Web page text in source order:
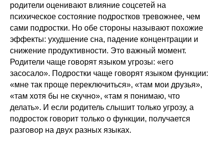
родители оценивают влияние соцсетей на
психическое состояние подростков тревожнее, чем
сами подростки. Но обе стороны называют похожие
эффекты: ухудшение сна, падение концентрации и
снижение продуктивности. Это важный момент.
Родители чаще говорят языком угрозы: «его
засосало». Подростки чаще говорят языком функции:
«мне так проще переключиться», «там мои друзья»,
«там хотя бы не скучно», «там я понимаю, что
делать». И если родитель слышит только угрозу, а
подросток говорит только о функции, получается
разговор на двух разных языках.